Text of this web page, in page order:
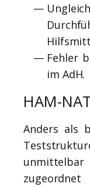
Fehler
im AdH.
HAM-
Anders als